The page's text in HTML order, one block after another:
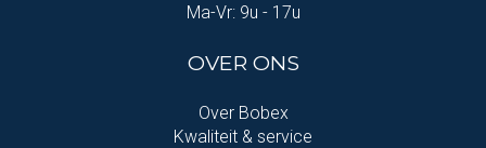
Ma-Vr: 9u - 17u
OVER ONS
Over Bobex
Kwaliteit & service